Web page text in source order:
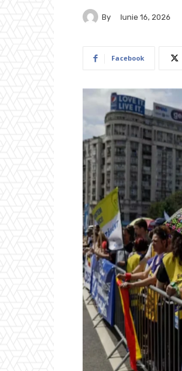
By Iunie 16, 2026
Facebook